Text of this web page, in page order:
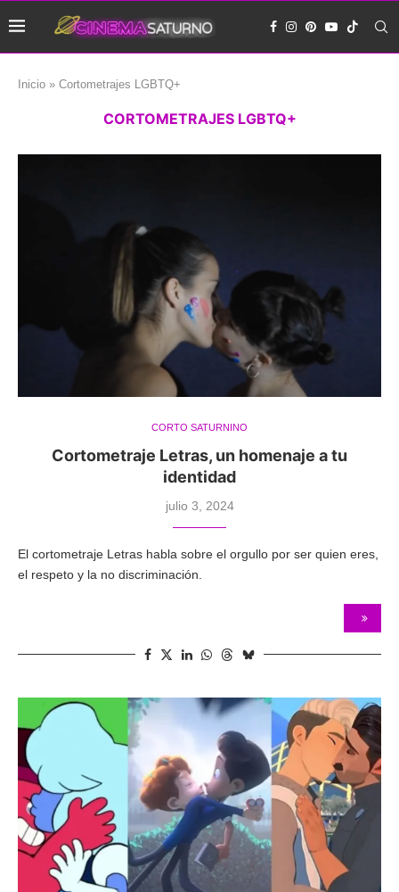
Inicio » Cortometrajes LGBTQ+
CORTOMETRAJES LGBTQ+
CORTO SATURNINO
Cortometraje Letras, un homenaje a tu
identidad
julio 3, 2024
El cortometraje Letras habla sobre el orgullo por ser quien eres,
el respeto y la no discriminación.